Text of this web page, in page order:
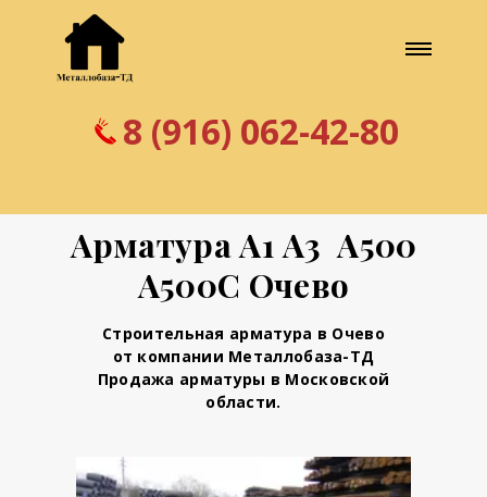
8 (916) 062-42-80
Арматура А1 А3 А500
А500С Очево
Строительная арматура в Очево
от компании Металлобаза-ТД
Продажа арматуры в Московской
области.